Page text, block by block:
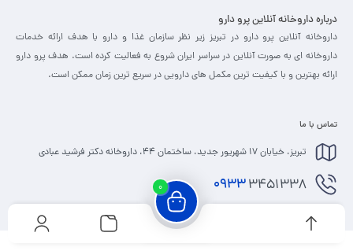
0
درباره داروخانه آنلاین پرو دارو
داروخانه آنلاین پرو دارو در تبریز زیر نظر سازمان غذا و دارو با هدف ارائه خدمات
داروخانه ای به صورت آنلاین در سراسر ایران شروع به فعالیت کرده است. هدف پرو دارو
ارائه بهترین و با کیفیت ترین مکمل های دارویی در سریع ترین زمان ممکن است.
تماس با ما
تبریز، خیابان 17 شهریور جدید، ساختمان 44، داروخانه دکتر فرشید عبادی
09333451338
info@prodaru.ir